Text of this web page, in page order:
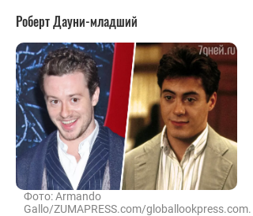
Роберт Дауни-младший
Фото: Armando
Gallo/ZUMAPRESS.com/globallookpress.com.